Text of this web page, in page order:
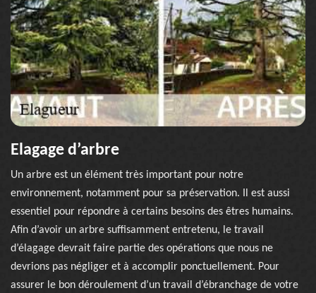
Elagage d’arbre
Un arbre est un élément très important pour notre
environnement, notamment pour sa préservation. Il est aussi
essentiel pour répondre à certains besoins des êtres humains.
Afin d’avoir un arbre suffisamment entretenu, le travail
d’élagage devrait faire partie des opérations que nous ne
devrions pas négliger et à accomplir ponctuellement. Pour
assurer le bon déroulement d’un travail d’ébranchage de votre